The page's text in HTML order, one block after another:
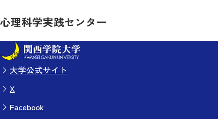
心理科学実践センター
大学公式サイト
X
Facebook